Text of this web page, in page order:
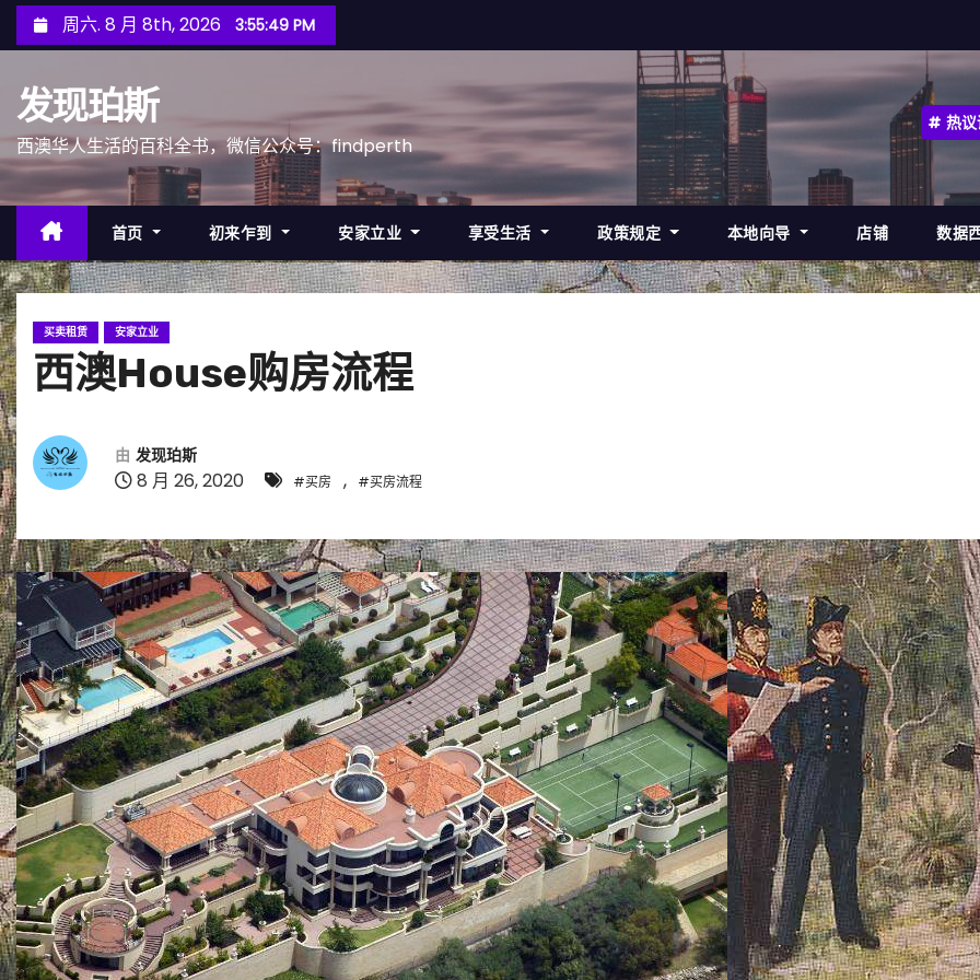
至
周六. 8 月 8th, 2026 3:55:51 PM
发现珀斯
西澳华人生活的百科全书，微信公众号：findperth
热
首页 初来乍到 安家立业 享受生活 政策规定 本地向导 店铺 数据
买卖租赁 安家立业
西澳House购房流程
由 发现珀斯
8 月 26, 2020 #买房 , #买房流程